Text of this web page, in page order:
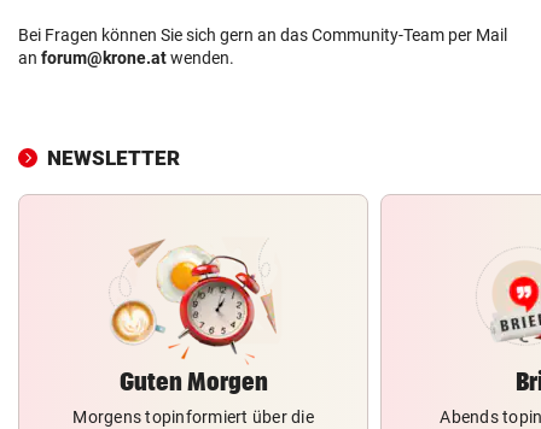
Bei Fragen können Sie sich gern an das Community-Team per Mail
an forum@krone.atwenden.
NEWSLETTER
Guten Morgen
Morgens topinformiert über die
Abends